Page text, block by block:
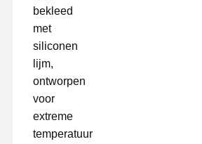
bekleed
met
siliconen
lijm,
ontworpen
voor
extreme
temperatuur